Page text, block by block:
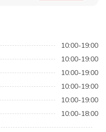
10:00-19:00
10:00-19:00
10:00-19:00
10:00-19:00
10:00-19:00
10:00-18:00